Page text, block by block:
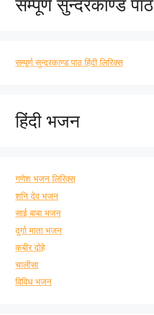
सम्पूर्ण सुन्दरकाण्ड पाठ
सम्पूर्ण सुन्दरकाण्ड पाठ हिंदी लिरिक्स
हिंदी भजन
गणेश भजन लिरिक्स
शनि देव भजन
साई बाबा भजन
दुर्गा माता भजन
कबीर दोहे
चालीसा
विविध भजन